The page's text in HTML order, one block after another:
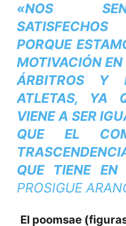
«NOS
PORQUE
MOTIVACIÓN
ÁRBITROS Y
ATLETAS, YA
VIENE A SER
QUE EL
QUE TIENE EN
PROSIGUE
El poomsae